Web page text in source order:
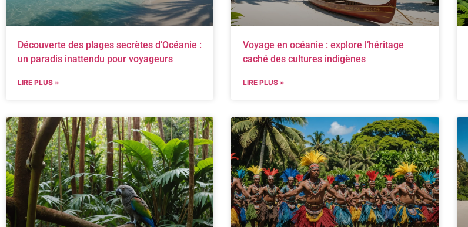
Découverte des plages secrètes d’Océanie :
un paradis inattendu pour voyageurs
LIRE PLUS »
Voyage en océanie : explore l’héritage
caché des cultures indigènes
LIRE PLUS »